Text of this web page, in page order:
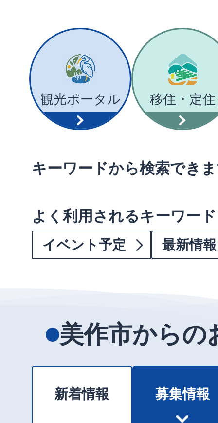
観光ポータル 移住・定住
キーワードから検索でき
よく利用されるキーワード
イベント予定 最新情報
美作市からの
新着情報 募集情報